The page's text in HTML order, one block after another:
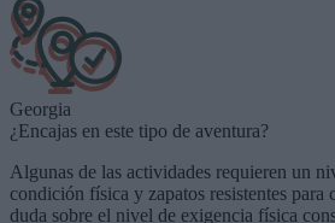
Georgia
¿Encajas en este tipo de aventura?
Algunas de las actividades requieren un
condición física y zapatos resistentes para
duda sobre el nivel de exigencia física